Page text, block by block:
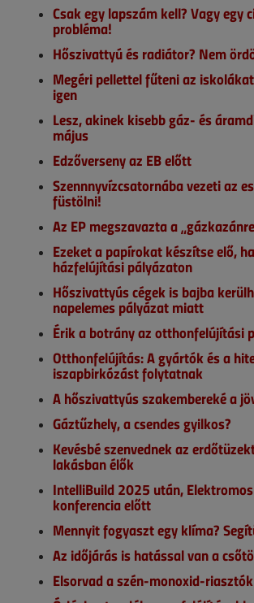
Csak egy lapszám kell? Vagy egy
probléma!
Hőszivattyú és radiátor? Nem
Megéri pellettel fűteni az
igen
Lesz, akinek kisebb gáz- és
május
Edzőverseny az EB előtt
Szennnyvízcsatornába vezeti az
füstölni!
Az EP megszavazta a
Ezeket a papírokat készítse elő,
házfelújítási pályázaton
Hőszivattyús cégek is bajba
napelemes pályázat miatt
Érik a botrány az otthonfelújítási
Otthonfelújítás: A gyártók és a
iszapbirkózást folytatnak
A hőszivattyús szakembereké a
Gáztűzhely, a csendes gyilkos?
Kevésbé szenvednek az
lakásban élők
IntelliBuild 2025 után,
konferencia előtt
Mennyit fogyaszt egy klíma?
Az időjárás is hatással van a
Elsorvad a szén-monoxid-